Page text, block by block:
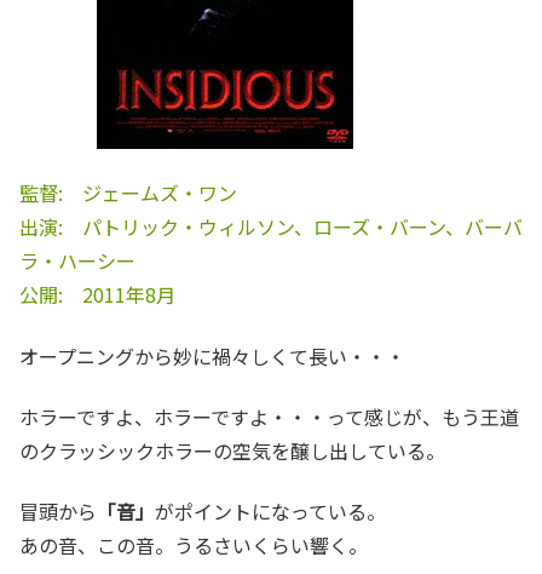
監督: ジェームズ・ワン
出演: パトリック・ウィルソン、ローズ・バーン、バーバ
ラ・ハーシー
公開: 2011年8月
オープニングから妙に禍々しくて長い・・・
ホラーですよ、ホラーですよ・・・って感じが、もう王道
のクラッシックホラーの空気を醸し出している。
冒頭から 「音」 がポイントになっている。
あの音、この音。うるさいくらい響く。